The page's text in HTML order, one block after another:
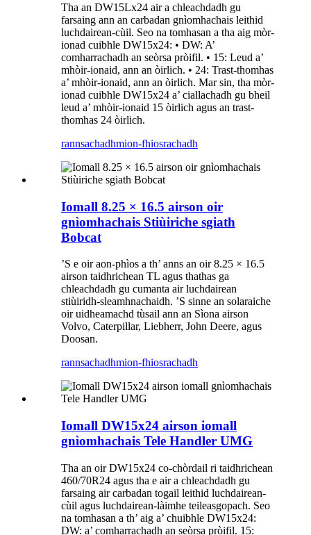
Tha an DW15Lx24 air a chleachdadh gu
farsaing ann an carbadan gnìomhachais leithid
luchdairean-cùil. Seo na tomhasan a tha aig mòr-
ionad cuibhle DW15x24: • DW: A’
comharrachadh an seòrsa pròifil. • 15: Leud a’
mhòir-ionaid, ann an òirlich. • 24: Trast-thomhas
a’ mhòir-ionaid, ann an òirlich. Mar sin, tha mòr-
ionad cuibhle DW15x24 a’ ciallachadh gu bheil
leud a’ mhòir-ionaid 15 òirlich agus an trast-
thomhas 24 òirlich.
rannsachadhmion-fhiosrachadh
Iomall 8.25 × 16.5 airson oir
gnìomhachais Stiùiriche sgiath
Bobcat
’S e oir aon-phìos a th’ anns an oir 8.25 × 16.5
airson taidhrichean TL agus thathas ga
chleachdadh gu cumanta air luchdairean
stiùiridh-sleamhnachaidh. ’S sinne an solaraiche
oir uidheamachd tùsail ann an Sìona airson
Volvo, Caterpillar, Liebherr, John Deere, agus
Doosan.
rannsachadhmion-fhiosrachadh
Iomall DW15x24 airson iomall
gnìomhachais Tele Handler UMG
Tha an oir DW15x24 co-chòrdail ri taidhrichean
460/70R24 agus tha e air a chleachdadh gu
farsaing air carbadan togail leithid luchdairean-
cùil agus luchdairean-làimhe teileasgopach. Seo
na tomhasan a th’ aig a’ chuibhle DW15x24:
DW: a’ comharrachadh an seòrsa pròifil. 15: